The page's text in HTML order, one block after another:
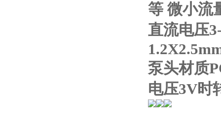
等 微小流
直流电压
泵头材质
电压3V时